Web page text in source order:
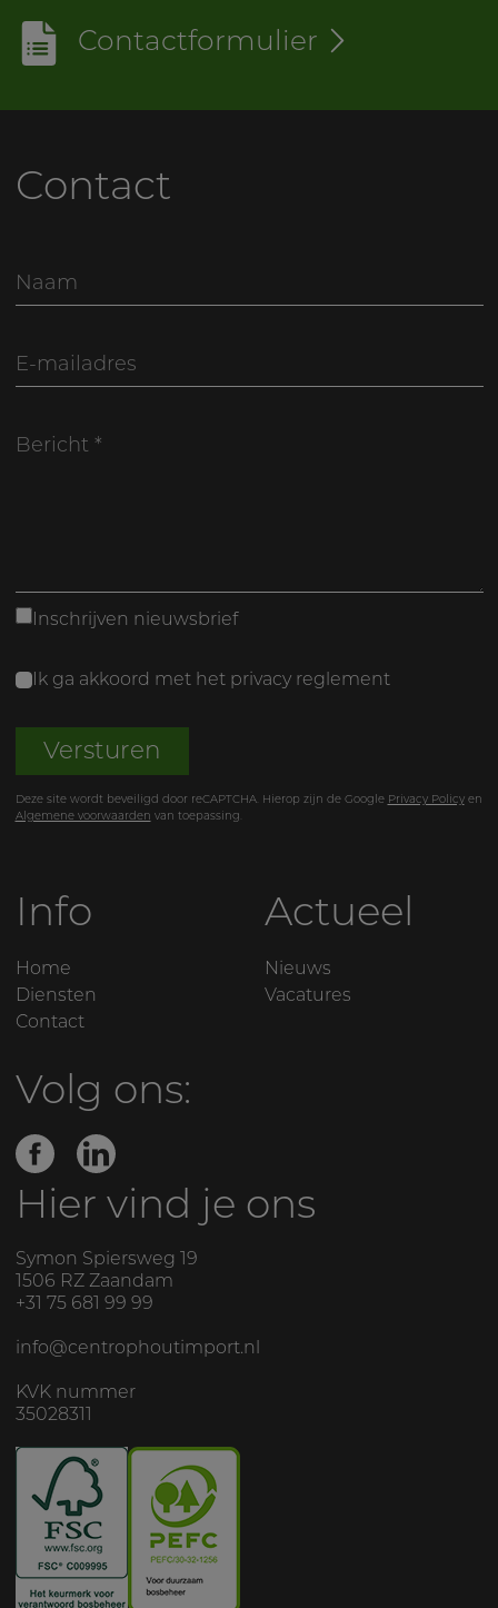
Contactformulier
Contact
Inschrijven nieuwsbrief
Ik ga akkoord met het privacy reglement
Versturen
Deze site wordt beveiligd door reCAPTCHA. Hierop zijn de Google Privacy Policyen
Algemene voorwaarden van toepassing.
Info
Home
Diensten
Contact
Actueel
Nieuws
Vacatures
Volg ons:
Hier vind je ons
Symon Spiersweg 19
1506 RZ Zaandam
+31 75 681 99 99
info@centrophoutimport.nl
KVK nummer
35028311